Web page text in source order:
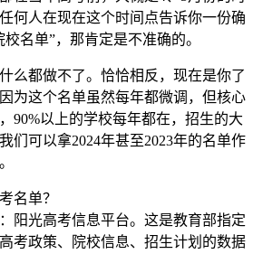
何人在现在这个时间点告诉你一份确
名单”，那肯定是不准确的。
么都做不了。恰恰相反，现在是你了
为这个名单虽然每年都微调，但核心
90%以上的学校每年都在，招生的大
们可以拿2024年甚至2023年的名单作
名单？
阳光高考信息平台。这是教育部指定
考政策、院校信息、招生计划的数据